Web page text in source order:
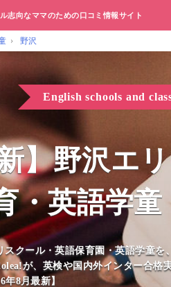
志向なママのための口コミ情報サイト
野沢
English schools and
新】野沢エ
・英語学
クール・英語保育園・英語学童
が、英検や国内外インター合格
8月最新】